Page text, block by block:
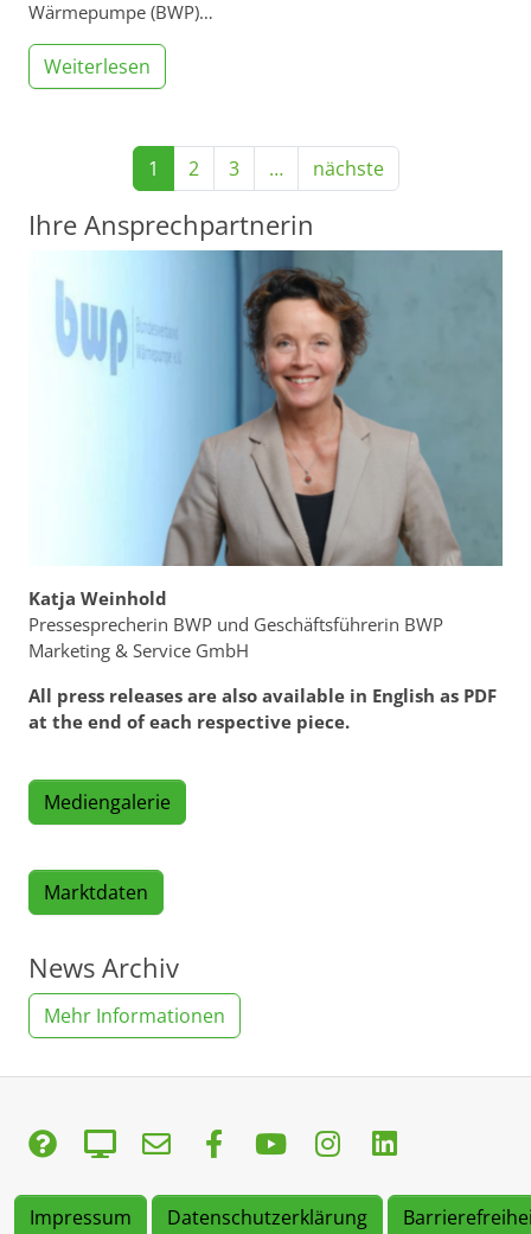
Wärmepumpe (BWP)…
Weiterlesen
1 2 3 … nächste
Ihre Ansprechpartnerin
Katja Weinhold
Pressesprecherin BWP und Geschäftsführerin BWP
Marketing & Service GmbH
All press releases are also available in English as PDF
at the end of each respective piece.
Mediengalerie
Marktdaten
News Archiv
Mehr Informationen
Impressum Datenschutzerklärung